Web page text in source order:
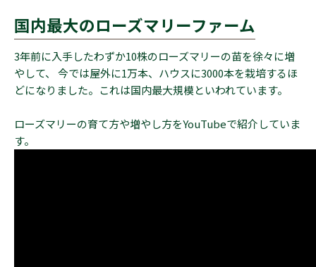
国内最大のローズマリーファーム
3年前に入手したわずか10株のローズマリーの苗を徐々に増
やして、 今では屋外に1万本、ハウスに3000本を栽培するほ
どになりました。これは国内最大規模といわれています。
ローズマリーの育て方や増やし方をYouTubeで紹介していま
す。